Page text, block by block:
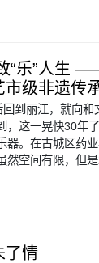
“乐”人生
级非遗传
到丽江，就向和
，这一晃快30年
器。在古城区药
然空间有限，但
了情